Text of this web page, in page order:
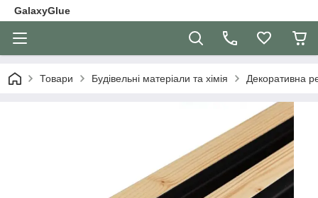
GalaxyGlue
Товари Будівельні матеріали та хімія Декоративна